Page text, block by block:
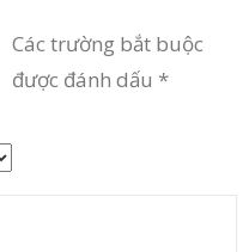
Các trường bắt buộc
được đánh dấu *